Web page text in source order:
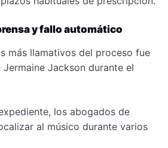
y fallo automático
más llamativos del proceso fue
Jackson durante el
los abogados de
al músico durante varios